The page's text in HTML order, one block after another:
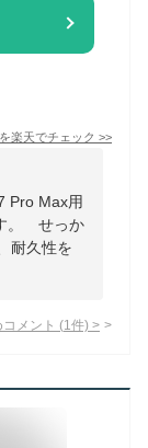
楽天でチェック >>
Pro Max用
。 せっか
耐久性を
メント (1 件) >